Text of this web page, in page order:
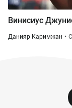
Винисиус
Данияр Каримжан